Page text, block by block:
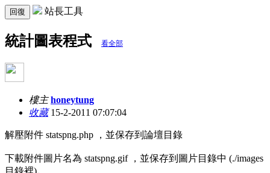
回復 站長工具
統計圖表程式 看全部
樓主 honeytung
收藏15-2-2011 07:07:04
解壓附件 statspng.php ，並保存到論壇目錄
下載附件圖片名為 statspng.gif ，並保存到圖片目錄中 (./images
目錄裡)。